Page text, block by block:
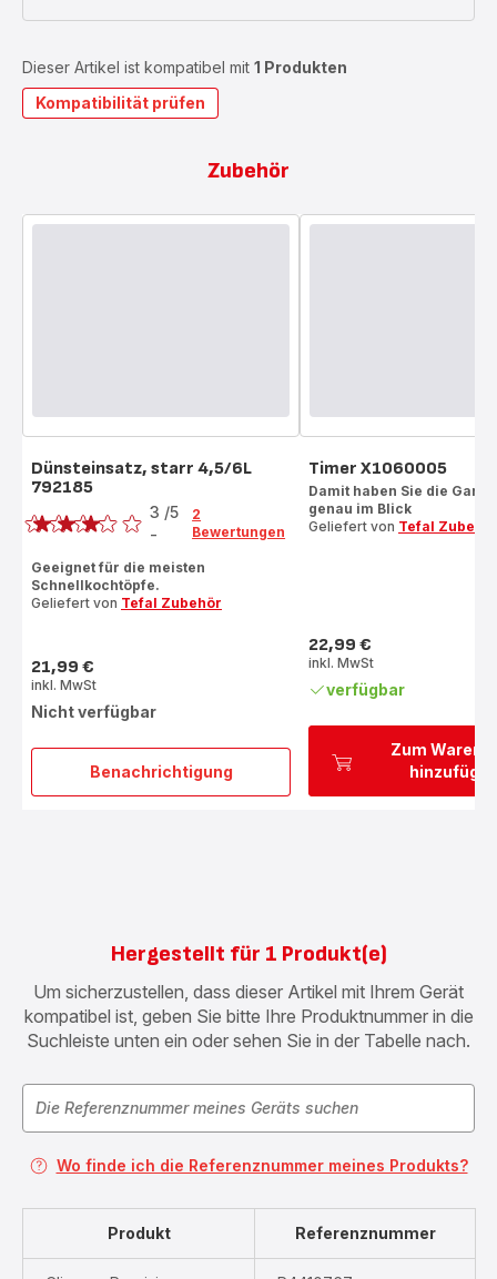
Dieser Artikel ist kompatibel mit 1 Produkten
Kompatibilität prüfen
Zubehör
Benachrichtigung
Dünsteinsatz,
Dünsteinsatz, starr 4,5/6L
792185
Bewertung
mit
3
Sternen
3 /5
-
2
Bewertungen
Geeignet für die meisten
Schnellkochtöpfe.
Geliefert von Tefal Zubehör
Preis
21,99 €
inkl. MwSt
Nicht verfügbar
Zum
Timer X1060005
Damit haben Sie die
genau im Blick
Geliefert von Tefal
Preis
22,99 €
inkl. MwSt
verfügbar
Hergestellt für 1 Produkt(e)
Um sicherzustellen, dass dieser Artikel mit Ihrem Gerät
kompatibel ist, geben Sie bitte Ihre Produktnummer in die
Suchleiste unten ein oder sehen Sie in der Tabelle nach.
Wo finde ich die Referenznummer meines Produkts?
Produkt Referenznummer